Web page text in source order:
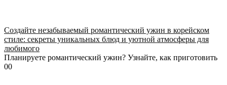
Создайте незабываемый романтический ужин в корейском
стиле: секреты уникальных блюд и уютной атмосферы для
любимого
Планируете романтический ужин? Узнайте, как приготовить
00